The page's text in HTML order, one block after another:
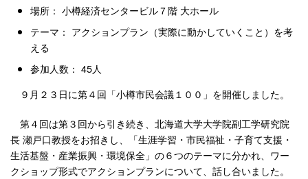
場所： 小樽経済センタービル７階 大ホール
テーマ： アクションプラン（実際に動かしていくこと）を考
える
参加人数： 45人
９月２３日に第４回「小樽市民会議１００」を開催しました。
第４回は第３回から引き続き、北海道大学大学院副工学研究院
長 瀬戸口教授をお招きし、「生涯学習・市民福祉・子育て支援・
生活基盤・産業振興・環境保全」の６つのテーマに分かれ、ワー
クショップ形式でアクションプランについて、話し合いました。